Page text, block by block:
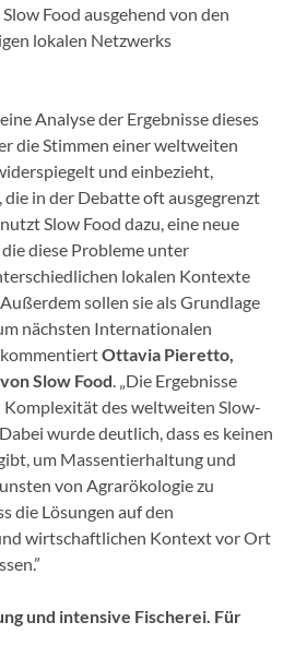
Food ausgehend von den
lokalen Netzwerks
Analyse der Ergebnisse dieses
die Stimmen einer weltweiten
und einbezieht,
in der Debatte oft ausgegrenzt
Slow Food dazu, eine neue
diese Probleme unter
lokalen Kontexte
sollen sie als Grundlage
nächsten Internationalen
kommentiertOttavia Pieretto,
Slow Food. „Die Ergebnisse
des weltweiten Slow-
wurde deutlich, dass es keinen
um Massentierhaltung und
von Agrarökologie zu
die Lösungen auf den
wirtschaftlichen Kontext vor Ort
und intensive Fischerei. Für